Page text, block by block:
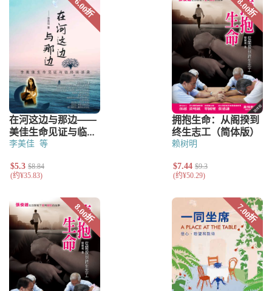
李美佳 等 赖树明